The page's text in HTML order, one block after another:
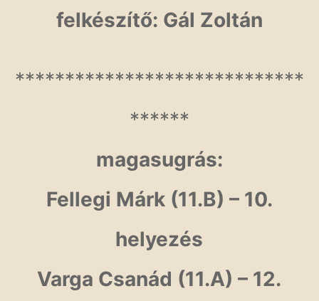
felkészítő: Gál Zoltán
*****************************
******
magasugrás:
Fellegi Márk (11.B) – 10.
helyezés
Varga Csanád (11.A) – 12.